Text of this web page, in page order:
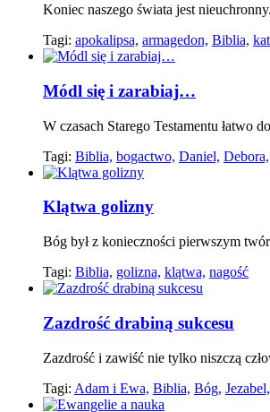
Koniec naszego świata jest
Tagi: apokalipsa, armagedon, Biblia,
Módl się i zarabiaj…
W czasach Starego Testamentu łatwo
Tagi: Biblia, bogactwo, Daniel, Debora,
Klątwa golizny
Bóg był z konieczności pierwszym
Tagi: Biblia, golizna, klątwa, nagość
Zazdrość drabiną sukcesu
Zazdrość i zawiść nie tylko niszczą
Tagi: Adam i Ewa, Biblia, Bóg, Jezabel,